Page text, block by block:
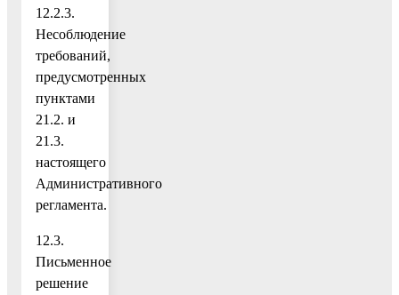
12.2.3.
Несоблюдение
требований,
предусмотренных
пунктами
21.2. и
21.3.
настоящего
Административного
регламента.
12.3.
Письменное
решение